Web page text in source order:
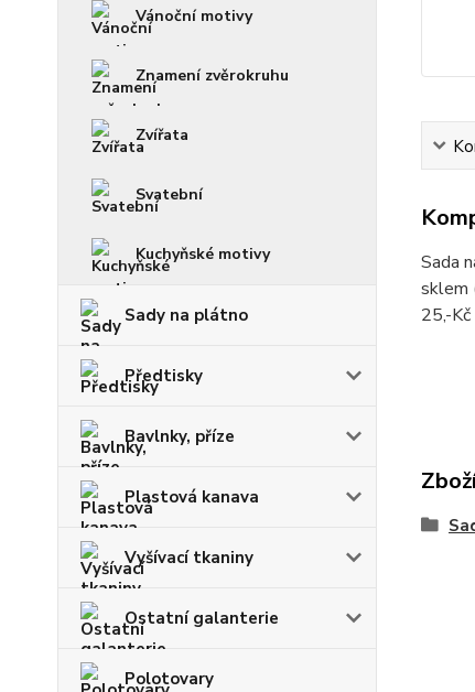
Vánoční motivy
Znamení zvěrokruhu
Zvířata
Svatební
Kuchyňské motivy
Sady na plátno
Předtisky
Bavlnky, příze
Plastová kanava
Vyšívací tkaniny
Ostatní galanterie
Polotovary
Sada
sklem
25,-